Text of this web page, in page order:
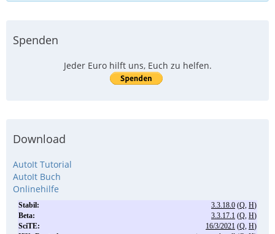
Spenden
Jeder Euro hilft uns, Euch zu helfen.
Download
AutoIt Tutorial
AutoIt Buch
Onlinehilfe